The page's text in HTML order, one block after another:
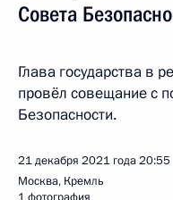
Совета
Глава государства в
провёл совещание с
Безопасности.
21 декабря 2021 года20:55
Москва, Кремль